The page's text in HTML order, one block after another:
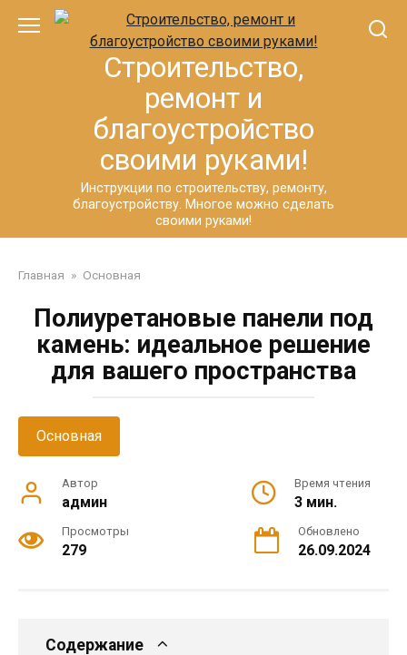
Перейти
Строительство,
ремонт и
благоустройство
своими руками!
Инструкции по строительству, ремонту,
благоустройству. Многое можно сделать
своими руками!
Главная » Основная
Полиуретановые панели под
камень: идеальное решение
для вашего пространства
Основная
Автор
админ
Время чтения
3 мин.
Просмотры
279
Обновлено
26.09.2024
Содержание